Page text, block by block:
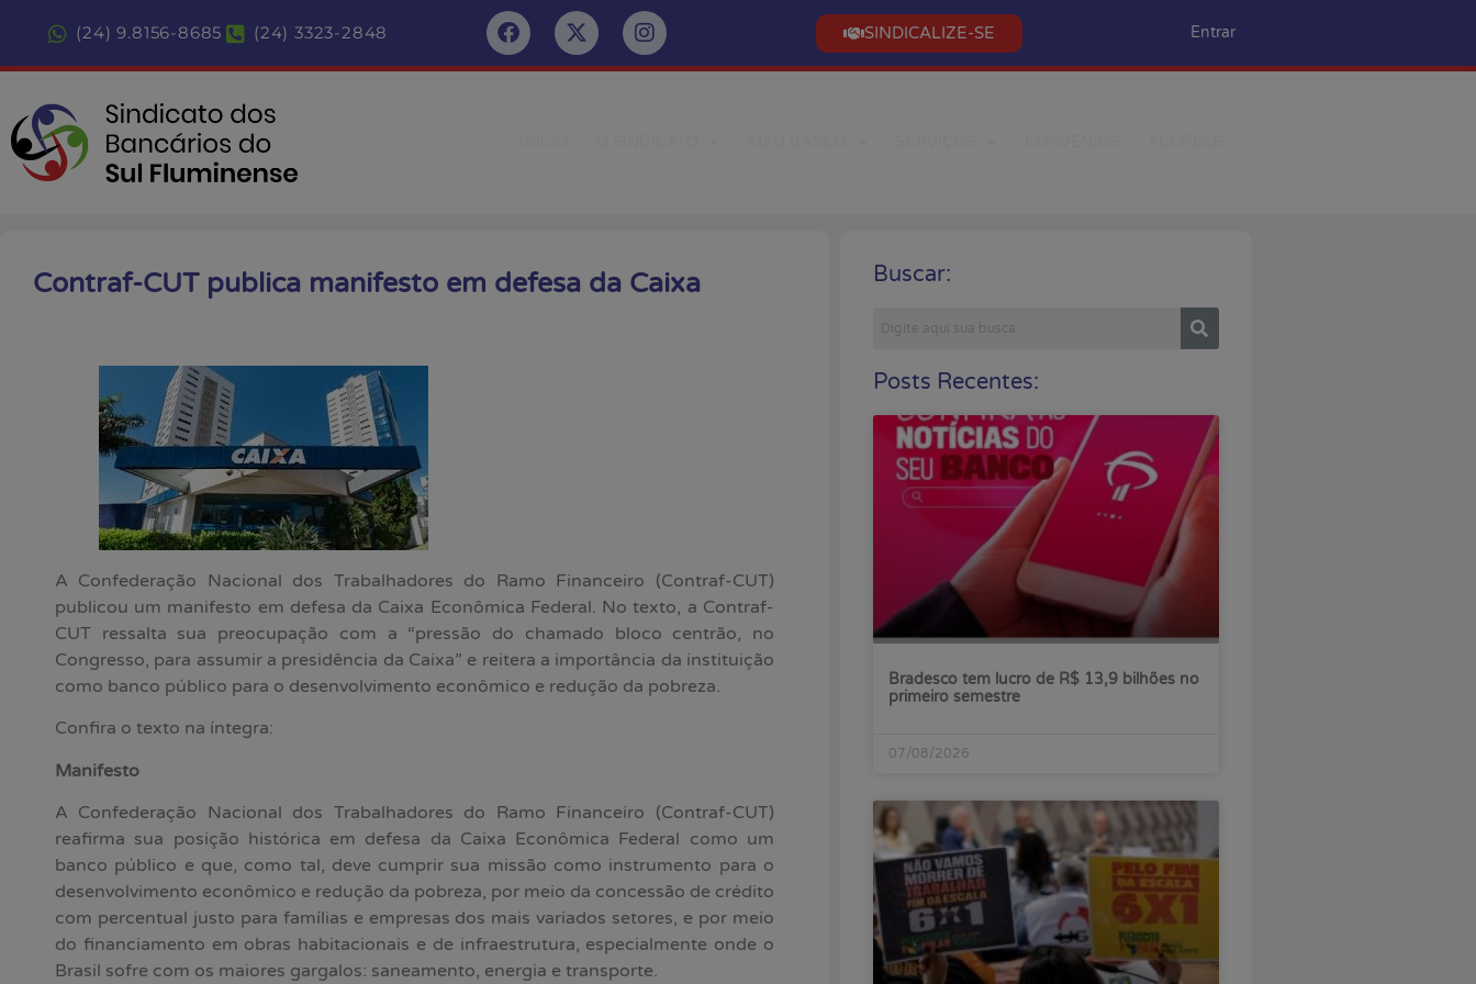
(24) 9.8156-8685 (24) 3323-2848 SINDICALIZE-SE Entrar
Contraf-CUT publica manifesto em defesa da Caixa
A Confederação Nacional dos Trabalhadores do Ramo Financeiro (Contraf-CUT)
publicou um manifesto em defesa da Caixa Econômica Federal. No texto, a Contraf-
CUT ressalta sua preocupação com a “pressão do chamado bloco centrão, no
Congresso, para assumir a presidência da Caixa” e reitera a importância da instituição
como banco público para o desenvolvimento econômico e redução da pobreza.
Confira o texto na íntegra:
Manifesto
A Confederação Nacional dos Trabalhadores do Ramo Financeiro (Contraf-CUT)
reafirma sua posição histórica em defesa da Caixa Econômica Federal como um
banco público e que, como tal, deve cumprir sua missão como instrumento para o
desenvolvimento econômico e redução da pobreza, por meio da concessão de crédito
com percentual justo para famílias e empresas dos mais variados setores, e por meio
do financiamento em obras habitacionais e de infraestrutura, especialmente onde o
Brasil sofre com os maiores gargalos: saneamento, energia e transporte.
Buscar:
Posts Recentes:
Bradesco tem lucro de R$ 13,9 bilhões no
primeiro semestre
07/08/2026